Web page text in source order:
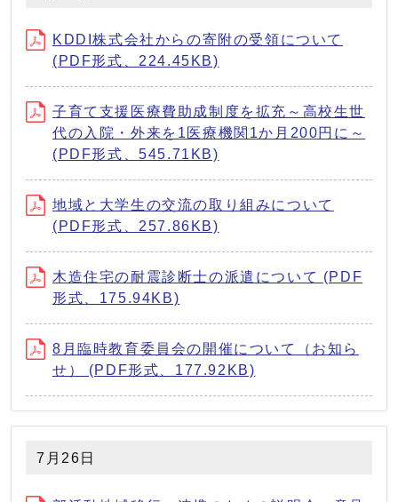
KDDI株式会社からの寄附の受領について
(PDF形式、224.45KB)
子育て支援医療費助成制度を拡充～高校生世
代の入院・外来を1医療機関1か月200円に～
(PDF形式、545.71KB)
地域と大学生の交流の取り組みについて
(PDF形式、257.86KB)
木造住宅の耐震診断士の派遣について (PDF
形式、175.94KB)
8月臨時教育委員会の開催について（お知ら
せ） (PDF形式、177.92KB)
7月26日